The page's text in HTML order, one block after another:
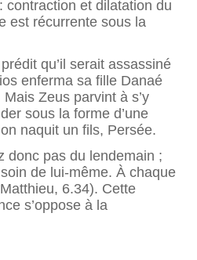
contraction et dilatation du
est récurrente sous la
qu’il serait assassiné
enferma sa fille Danaé
Zeus parvint à s’y
sous la forme d’une
naquit un fils, Persée.
donc pas du lendemain ;
de lui-même. À chaque
6.34). Cette
s’oppose à la